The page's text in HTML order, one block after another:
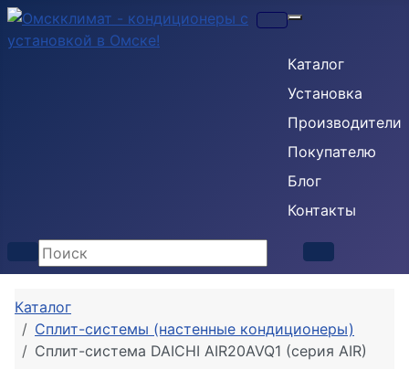
Каталог
Установка
Производители
Покупателю
Блог
Контакты
Каталог
Сплит-системы (настенные кондиционеры)
Cплит-система DAICHI AIR20AVQ1 (серия AIR)